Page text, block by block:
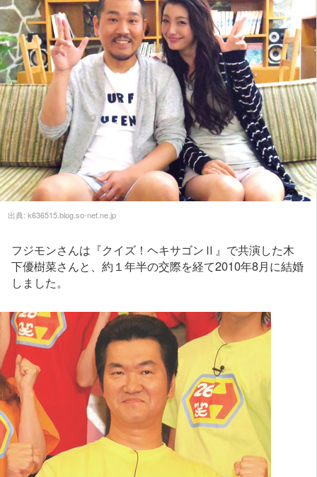
出典: k636515.blog.so-net.ne.jp
フジモンさんは『クイズ！ヘキサゴンⅡ』で共演した木
下優樹菜さんと、約１年半の交際を経て2010年8月に結婚
しました。